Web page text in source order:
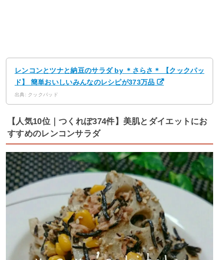
レンコンとツナと納豆のサラダ by ＊さらさ＊ 【クックパッ
ド】 簡単おいしいみんなのレシピが373万品
出典: クックパッド
【人気10位｜つくれぽ374件】美肌とダイエットにお
すすめのレンコンサラダ